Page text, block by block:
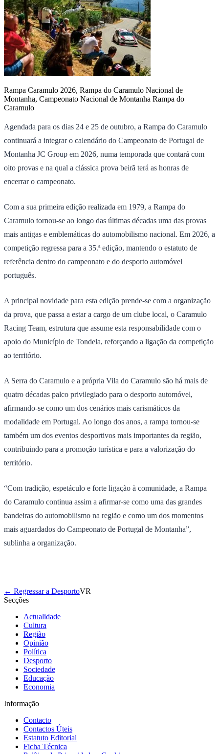
Rampa Caramulo 2026, Rampa do Caramulo Nacional de
Montanha, Campeonato Nacional de Montanha Rampa do
Caramulo
Agendada para os dias 24 e 25 de outubro, a Rampa do Caramulo
continuará a integrar o calendário do Campeonato de Portugal de
Montanha JC Group em 2026, numa temporada que contará com
oito provas e na qual a clássica prova beirã terá as honras de
encerrar o campeonato.
Com a sua primeira edição realizada em 1979, a Rampa do
Caramulo tornou-se ao longo das últimas décadas uma das provas
mais antigas e emblemáticas do automobilismo nacional. Em 2026, a
competição regressa para a 35.ª edição, mantendo o estatuto de
referência dentro do campeonato e do desporto automóvel
português.
A principal novidade para esta edição prende-se com a organização
da prova, que passa a estar a cargo de um clube local, o Caramulo
Racing Team, estrutura que assume esta responsabilidade com o
apoio do Município de Tondela, reforçando a ligação da competição
ao território.
A Serra do Caramulo e a própria Vila do Caramulo são há mais de
quatro décadas palco privilegiado para o desporto automóvel,
afirmando-se como um dos cenários mais carismáticos da
modalidade em Portugal. Ao longo dos anos, a rampa tornou-se
também um dos eventos desportivos mais importantes da região,
contribuindo para a promoção turística e para a valorização do
território.
“Com tradição, espetáculo e forte ligação à comunidade, a Rampa
do Caramulo continua assim a afirmar-se como uma das grandes
bandeiras do automobilismo na região e como um dos momentos
mais aguardados do Campeonato de Portugal de Montanha”,
sublinha a organização.
← Regressar a DesportoVR
Secções
Actualidade
Cultura
Região
Opinião
Política
Desporto
Sociedade
Educação
Economia
Informação
Contacto
Contactos Úteis
Estatuto Editorial
Ficha Técnica